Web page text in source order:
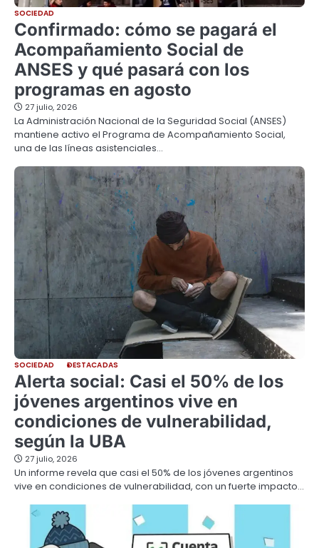
SOCIEDAD
Confirmado: cómo se pagará el
Acompañamiento Social de
ANSES y qué pasará con los
programas en agosto
27 julio, 2026
La Administración Nacional de la Seguridad Social (ANSES)
mantiene activo el Programa de Acompañamiento Social,
una de las líneas asistenciales…
SOCIEDAD DESTACADAS
Alerta social: Casi el 50% de los
jóvenes argentinos vive en
condiciones de vulnerabilidad,
según la UBA
27 julio, 2026
Un informe revela que casi el 50% de los jóvenes argentinos
vive en condiciones de vulnerabilidad, con un fuerte impacto…